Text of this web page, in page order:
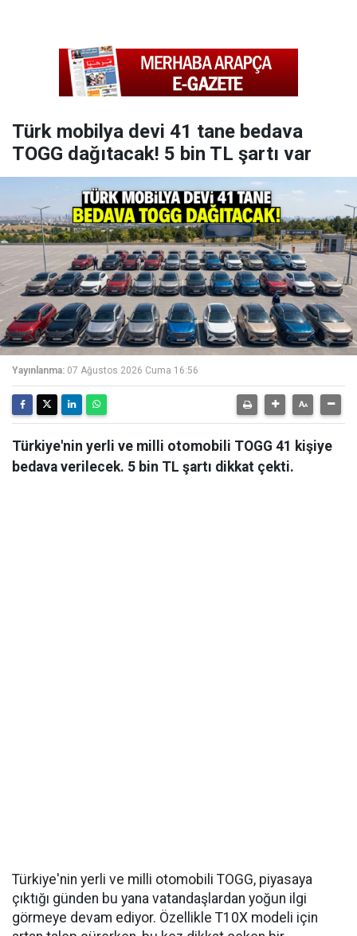
Türk mobilya devi 41 tane bedava
TOGG dağıtacak! 5 bin TL şartı var
Yayınlanma: 07 Ağustos 2026 Cuma 16:56
Türkiye'nin yerli ve milli otomobili TOGG 41 kişiye
bedava verilecek. 5 bin TL şartı dikkat çekti.
Türkiye'nin yerli ve milli otomobili TOGG, piyasaya
çıktığı günden bu yana vatandaşlardan yoğun ilgi
görmeye devam ediyor. Özellikle T10X modeli için